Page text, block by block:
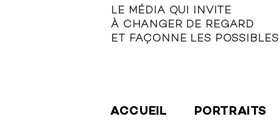
LE MÉDIA QUI INVITE
À CHANGER DE REGARD
ET FAÇONNE LES POSSIBLES
ACCUEIL PORTRAITS